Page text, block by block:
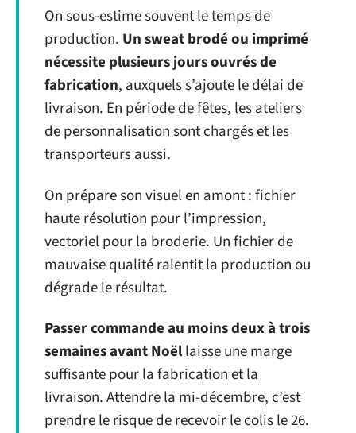
On sous-estime souvent le temps de
production. Un sweat brodé ou imprimé
nécessite plusieurs jours ouvrés de
fabrication, auxquels s’ajoute le délai de
livraison. En période de fêtes, les ateliers
de personnalisation sont chargés et les
transporteurs aussi.
On prépare son visuel en amont : fichier
haute résolution pour l’impression,
vectoriel pour la broderie. Un fichier de
mauvaise qualité ralentit la production ou
dégrade le résultat.
Passer commande au moins deux à trois
semaines avant Noëllaisse une marge
suffisante pour la fabrication et la
livraison. Attendre la mi-décembre, c’est
prendre le risque de recevoir le colis le 26.